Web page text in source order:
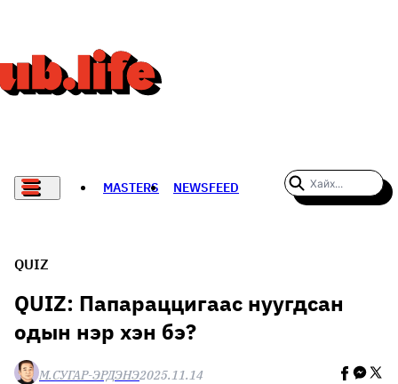
MASTERS NEWSFEED
THE NEW YORK TIMES
НАДАД НЭГ САНАЛ БАЙНА
QUIZ
QUIZ: Папараццигаас нуугдсан
одын нэр хэн бэ?
М.СУГАР-ЭРДЭНЭ2025.11.14